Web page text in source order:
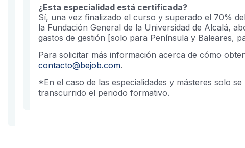
¿Esta especialidad está certificada?
Sí, una vez finalizado el curso y superado el 70%
la Fundación General de la Universidad de Alcalá,
gastos de gestión [solo para Península y Baleares,
Para solicitar más información acerca de cómo
contacto@bejob.com.
*En el caso de las especialidades y másteres solo
transcurrido el periodo formativo.